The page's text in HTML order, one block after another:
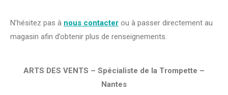
N’hésitez pas à nous contacter ou à passer directement au
magasin afin d’obtenir plus de renseignements.
ARTS DES VENTS – Spécialiste de la Trompette –
Nantes